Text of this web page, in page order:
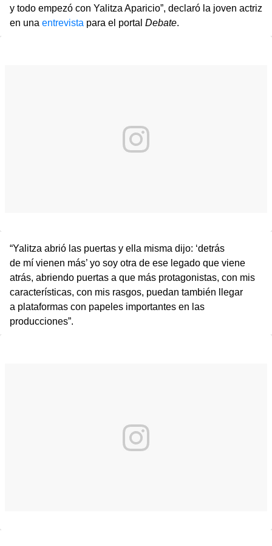
y todo empezó con Yalitza Aparicio”, declaró la joven actriz
en una entrevista para el portal Debate.
“Yalitza abrió las puertas y ella misma dijo: ‘detrás
de mí vienen más’ yo soy otra de ese legado que viene
atrás, abriendo puertas a que más protagonistas, con mis
características, con mis rasgos, puedan también llegar
a plataformas con papeles importantes en las
producciones”.